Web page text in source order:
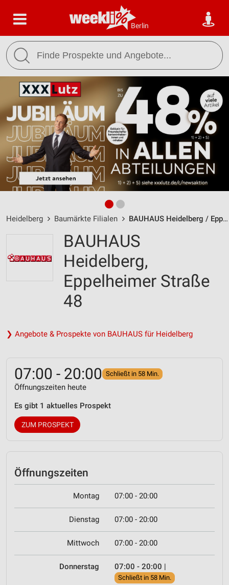
Berlin
Heidelberg Baumärkte Filialen BAUHAUS Heidelberg / Eppelheimer Straße 48 - Öffnungszeiten & Adresse
BAUHAUS
Heidelberg,
Eppelheimer Straße
48
❯ Angebote & Prospekte von BAUHAUS für Heidelberg
07:00 - 20:00 Schließt in 58 Min.
Öffnungszeiten heute
Es gibt 1 aktuelles Prospekt
ZUM PROSPEKT
Öffnungszeiten
Montag 07:00 - 20:00
Dienstag 07:00 - 20:00
Mittwoch 07:00 - 20:00
Donnerstag 07:00 - 20:00 |
Schließt in 58 Min.